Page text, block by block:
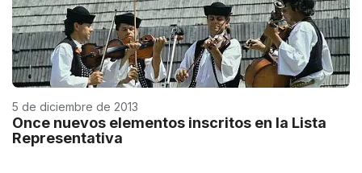
5 de diciembre de 2013
Once nuevos elementos inscritos en la Lista
Representativa